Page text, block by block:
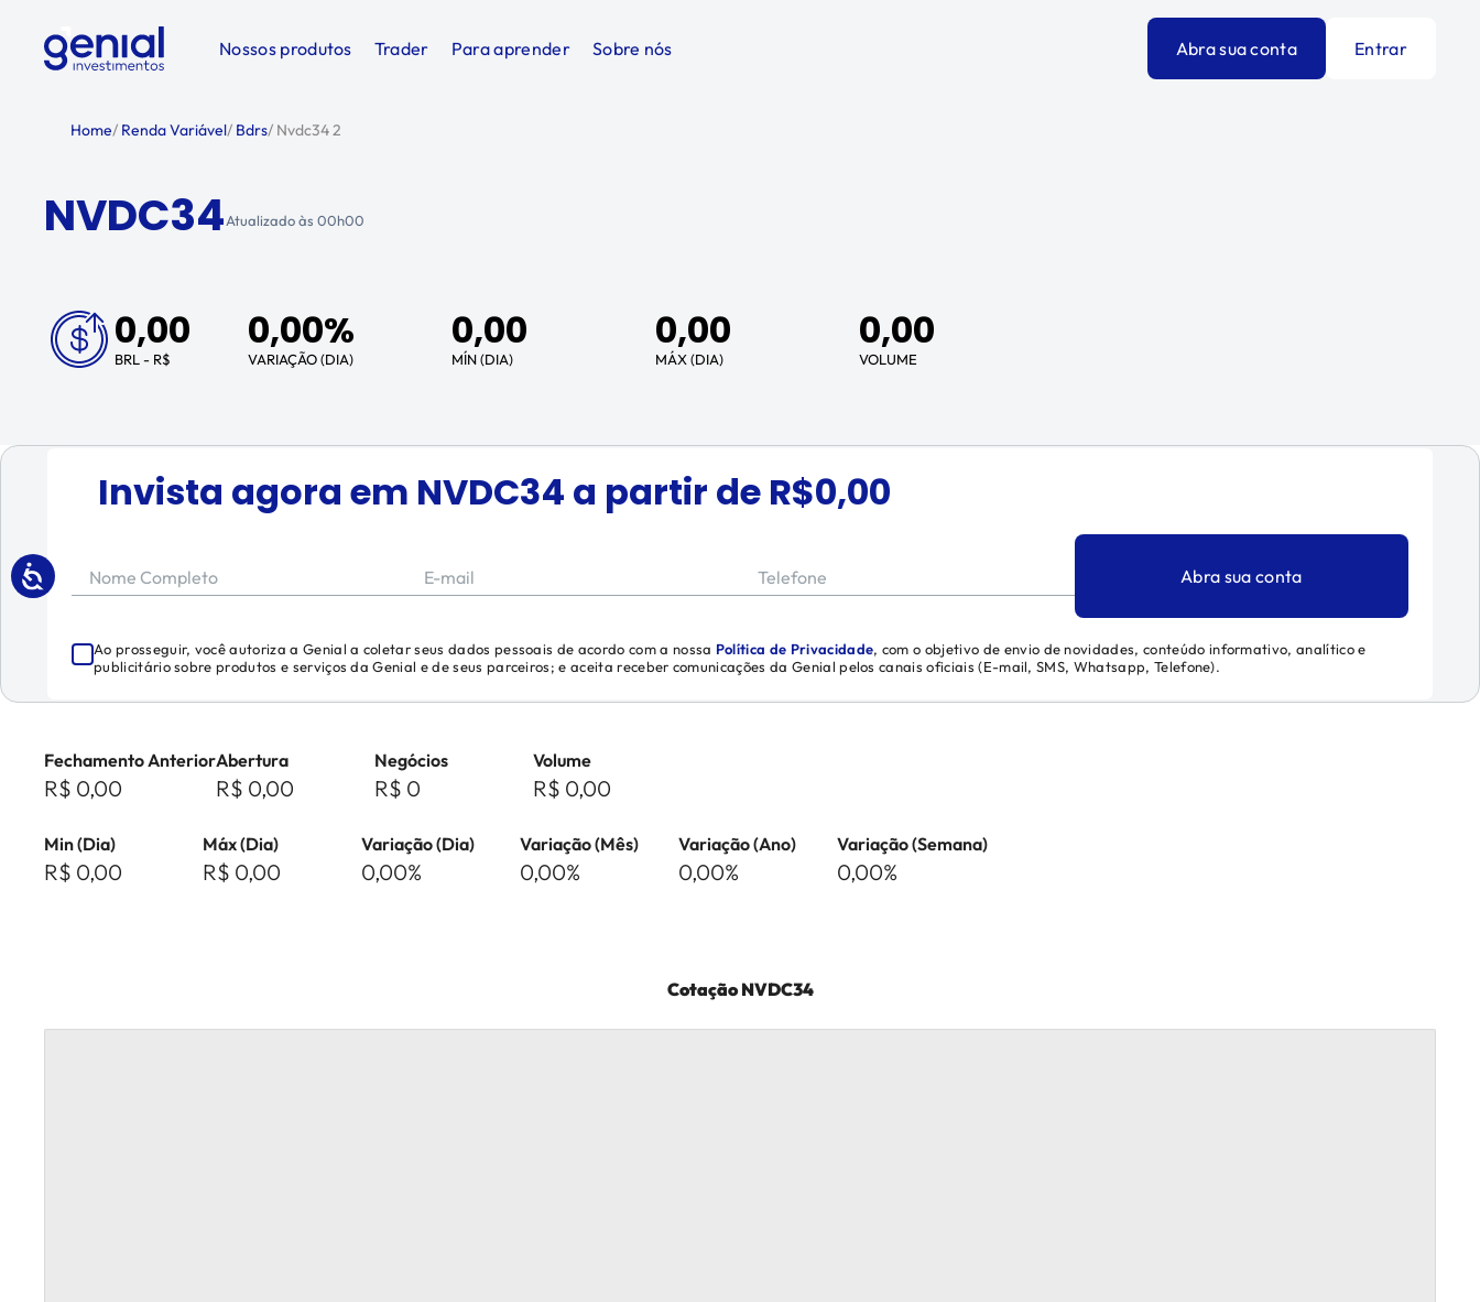
Nossos produtos Trader Para aprender Sobre nós Abra sua conta Entrar
Home/ Renda Variável/ Bdrs/ Nvdc34 2
NVDC34Atualizado às 00h00
0,00
BRL - R$
0,00%
VARIAÇÃO (DIA)
0,00
MÍN (DIA)
0,00
MÁX (DIA)
0,00
VOLUME
Invista agora em NVDC34 a partir de R$0,00
Nome Completo E-mail Telefone Abra sua conta
Ao prosseguir, você autoriza a Genial a coletar seus dados pessoais de acordo com a nossa Política de Privacidade, com o objetivo de envio de novidades, conteúdo informativo, analítico e
publicitário sobre produtos e serviços da Genial e de seus parceiros; e aceita receber comunicações da Genial pelos canais oficiais (E-mail, SMS, Whatsapp, Telefone).
Fechamento Anterior
R$ 0,00
Abertura
R$ 0,00
Negócios
R$ 0
Volume
R$ 0,00
Min (Dia)
R$ 0,00
Máx (Dia)
R$ 0,00
Variação (Dia)
0,00%
Variação (Mês)
0,00%
Variação (Ano)
0,00%
Variação (Semana)
0,00%
CotaçãoNVDC34